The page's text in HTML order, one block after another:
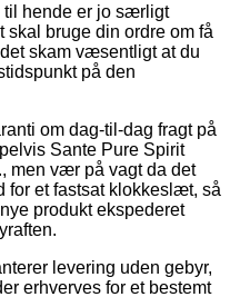
til hende er jo særligt
skal bruge din ordre om få
skam væsentligt at du
på den
om dag-til-dag fragt på
Sante Pure Spirit
men vær på vagt da det
for et fastsat klokkeslæt, så
produkt ekspederet
levering uden gebyr,
erhverves for et bestemt